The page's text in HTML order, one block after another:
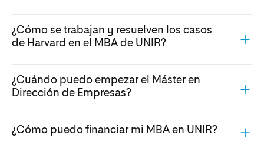
¿Cómo se trabajan y resuelven los casos
de Harvard en el MBA de UNIR?
¿Cuándo puedo empezar el Máster en
Dirección de Empresas?
¿Cómo puedo financiar mi MBA en UNIR?